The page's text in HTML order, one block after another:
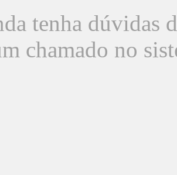
tenha dúvidas
chamado no